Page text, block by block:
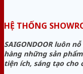
HỆ THỐNG
SAIGONDOOR luôn
hàng những sản
tiện ích, sáng tạo